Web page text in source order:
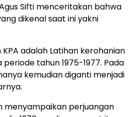
Sifti menceritakan bahwa
dikenal saat ini yakni
adalah Latihan kerohanian
tahun 1975-1977. Pada
kemudian diganti menjadi
menyampaikan perjuangan